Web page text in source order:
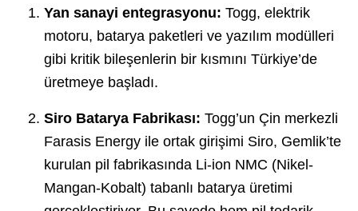
Yan sanayi entegrasyonu: Togg, elektrik
motoru, batarya paketleri ve yazılım modülleri
gibi kritik bileşenlerin bir kısmını Türkiye’de
üretmeye başladı.
Siro Batarya Fabrikası: Togg’un Çin merkezli
Farasis Energy ile ortak girişimi Siro, Gemlik’te
kurulan pil fabrikasında Li-ion NMC (Nikel-
Mangan-Kobalt) tabanlı batarya üretimi